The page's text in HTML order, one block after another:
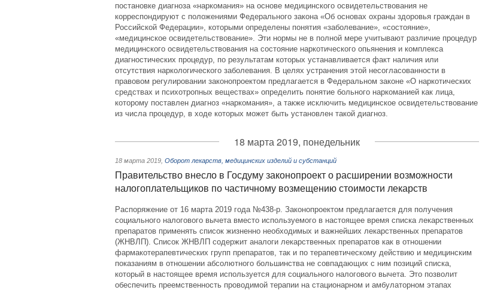
постановке диагноза «наркомания» на основе медицинского освидетельствования не
корреспондируют с положениями Федерального закона «Об основах охраны здоровья граждан в
Российской Федерации», которыми определены понятия «заболевание», «состояние»,
«медицинское освидетельствование». Эти нормы не в полной мере учитывают различие процедур
медицинского освидетельствования на состояние наркотического опьянения и комплекса
диагностических процедур, по результатам которых устанавливается факт наличия или
отсутствия наркологического заболевания. В целях устранения этой несогласованности в
правовом регулировании законопроектом предлагается в Федеральном законе «О наркотических
средствах и психотропных веществах» определить понятие больного наркоманией как лица,
которому поставлен диагноз «наркомания», а также исключить медицинское освидетельствование
из числа процедур, в ходе которых может быть установлен такой диагноз.
18 марта 2019, понедельник
18 марта 2019 Оборот лекарств, медицинских изделий и субстанций
Правительство внесло в Госдуму законопроект о расширении возможности
налогоплательщиков по частичному возмещению стоимости лекарств
Распоряжение от 16 марта 2019 года №438-р. Законопроектом предлагается для получения
социального налогового вычета вместо используемого в настоящее время списка лекарственных
препаратов применять список жизненно необходимых и важнейших лекарственных препаратов
(ЖНВЛП). Список ЖНВЛП содержит аналоги лекарственных препаратов как в отношении
фармакотерапевтических групп препаратов, так и по терапевтическому действию и медицинским
показаниям в отношении абсолютного большинства не совпадающих с ним позиций списка,
который в настоящее время используется для социального налогового вычета. Это позволит
обеспечить преемственность проводимой терапии на стационарном и амбулаторном этапах